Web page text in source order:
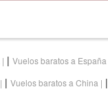
| Vuelos baratos a España
| Vuelos baratos a China |